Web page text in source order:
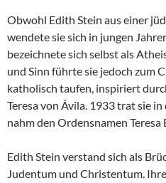
Obwohl Edith Stein aus einer
wendete sie sich in jungen
bezeichnete sich selbst als
und Sinn führte sie jedoch zum
katholisch taufen, inspiriert
Teresa von Ávila. 1933 trat sie
nahm den Ordensnamen
Edith Stein verstand sich als
Judentum und Christentum.